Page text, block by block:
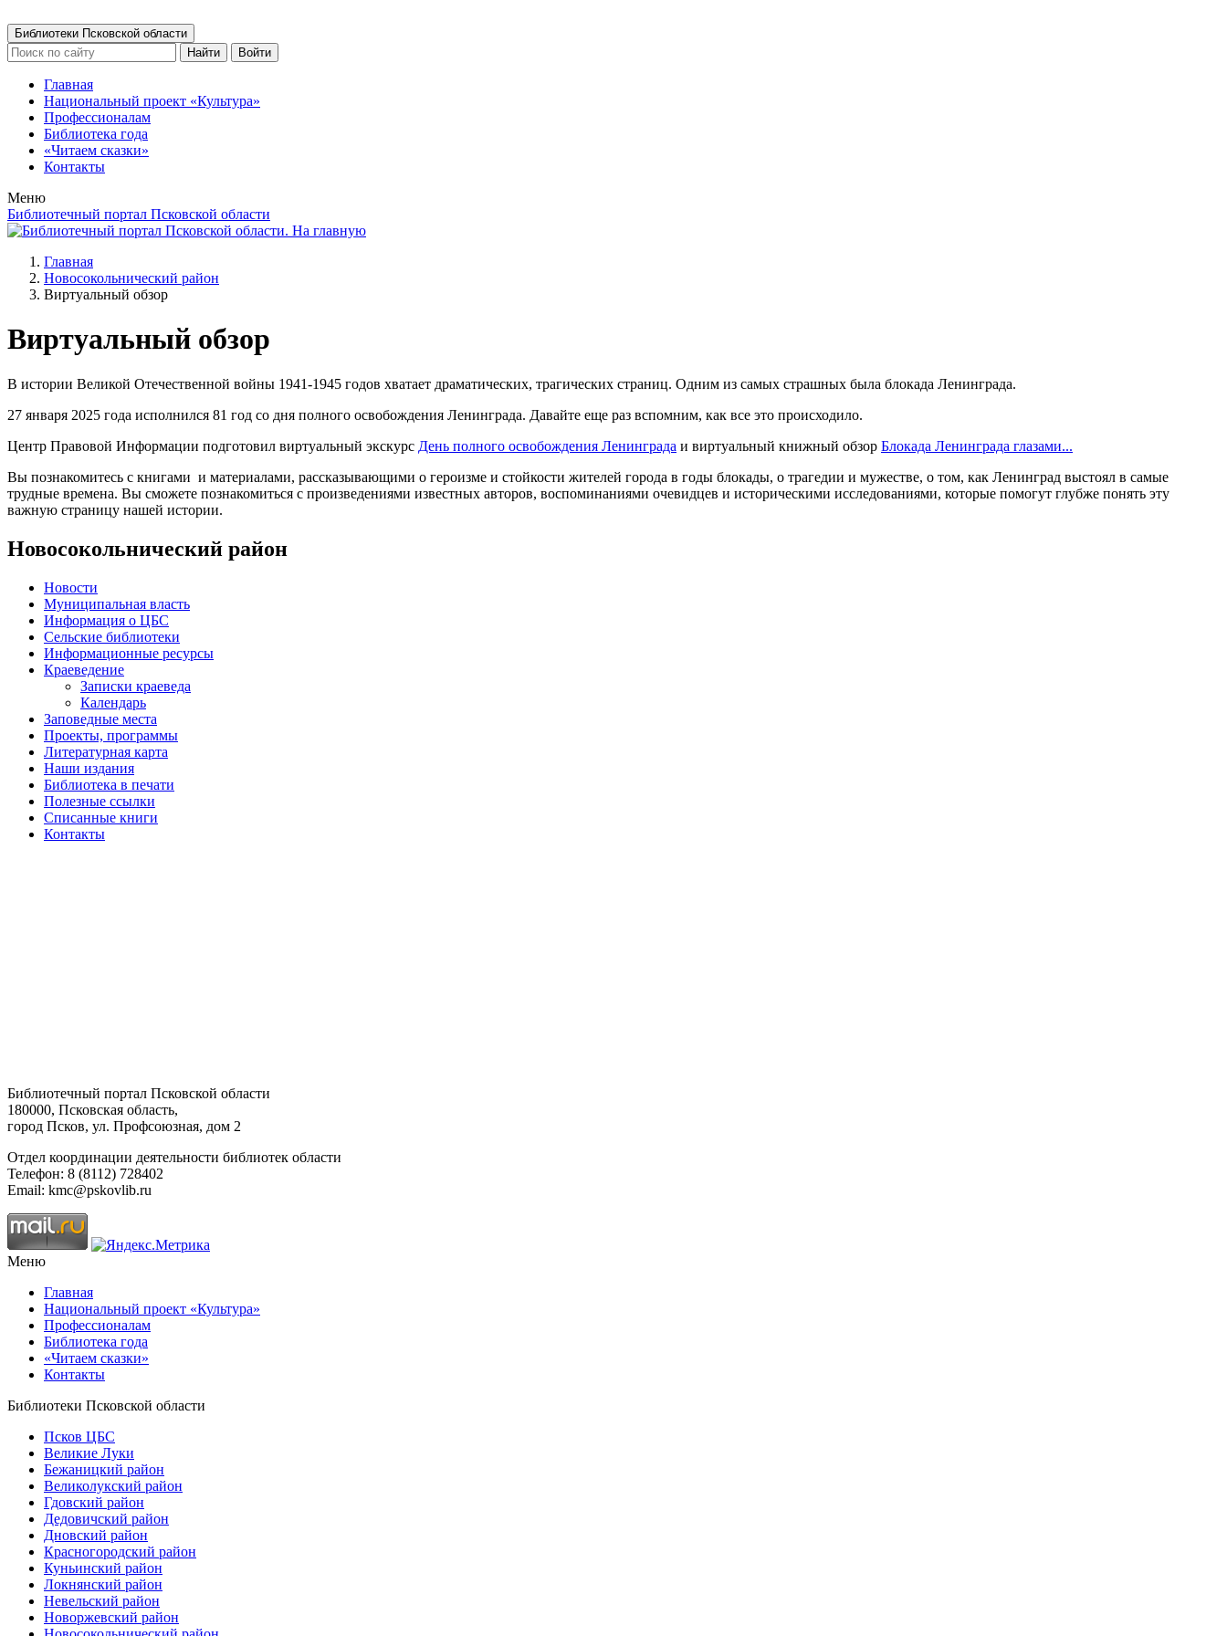
Библиотеки Псковской области
Найти
Войти
Главная
Национальный проект «Культура»
Профессионалам
Библиотека года
«Читаем сказки»
Контакты
Меню
Библиотечный портал Псковской области
Главная
Новосокольнический район
Виртуальный обзор
Виртуальный обзор
В истории Великой Отечественной войны 1941-1945 годов хватает драматических, трагических страниц. Одним из самых страшных была блокада Ленинграда.
27 января 2025 года исполнился 81 год со дня полного освобождения Ленинграда. Давайте еще раз вспомним, как все это происходило.
Центр Правовой Информации подготовил виртуальный экскурс День полного освобождения Ленинграда и виртуальный книжный обзор Блокада Ленинграда глазами...
Вы познакомитесь с книгами и материалами, рассказывающими о героизме и стойкости жителей города в годы блокады, о трагедии и мужестве, о том, как Ленинград выстоял в самые
трудные времена. Вы сможете познакомиться с произведениями известных авторов, воспоминаниями очевидцев и историческими исследованиями, которые помогут глубже понять эту
важную страницу нашей истории.
Новосокольнический район
Новости
Муниципальная власть
Информация о ЦБС
Сельские библиотеки
Информационные ресурсы
Краеведение
Записки краеведа
Календарь
Заповедные места
Проекты, программы
Литературная карта
Наши издания
Библиотека в печати
Полезные ссылки
Списанные книги
Контакты
Библиотечный портал Псковской области
180000, Псковская область,
город Псков, ул. Профсоюзная, дом 2
Отдел координации деятельности библиотек области
Телефон: 8 (8112) 728402
Email: kmc@pskovlib.ru
Меню
Главная
Национальный проект «Культура»
Профессионалам
Библиотека года
«Читаем сказки»
Контакты
Библиотеки Псковской области
Псков ЦБС
Великие Луки
Бежаницкий район
Великолукский район
Гдовский район
Дедовичский район
Дновский район
Красногородский район
Куньинский район
Локнянский район
Невельский район
Новоржевский район